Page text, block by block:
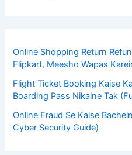
Online Shopping Return
Flipkart, Meesho Wapas
Flight Ticket Booking Kaise
Boarding Pass Nikalne Tak
Online Fraud Se Kaise
Cyber Security Guide)